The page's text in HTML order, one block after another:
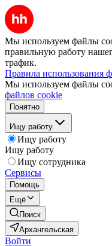
Мы используем файлы
правильную работу
трафик.
Правила использования
Мы используем файлы
файлов cookie
Понятно
Ищу работу
Ищу работу
Ищу работу
Ищу сотрудника
Сервисы
Помощь
Ещё
Поиск
Архангельская
Войти